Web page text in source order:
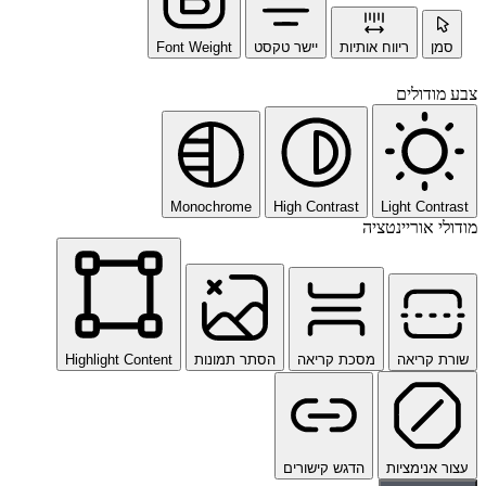
סמן ריווח אותיות יישר טקסט Font Weight
צבע מודולים
Light Contrast
High Contrast
Monochrome
מודולי אוריינטציה
שורת קריאה מסכת קריאה הסתר תמונות Highlight Content
עצור אנימציות
הדגש קישורים